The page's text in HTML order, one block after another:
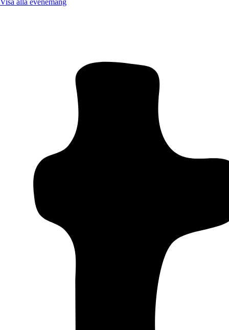
Visa alla evenemang